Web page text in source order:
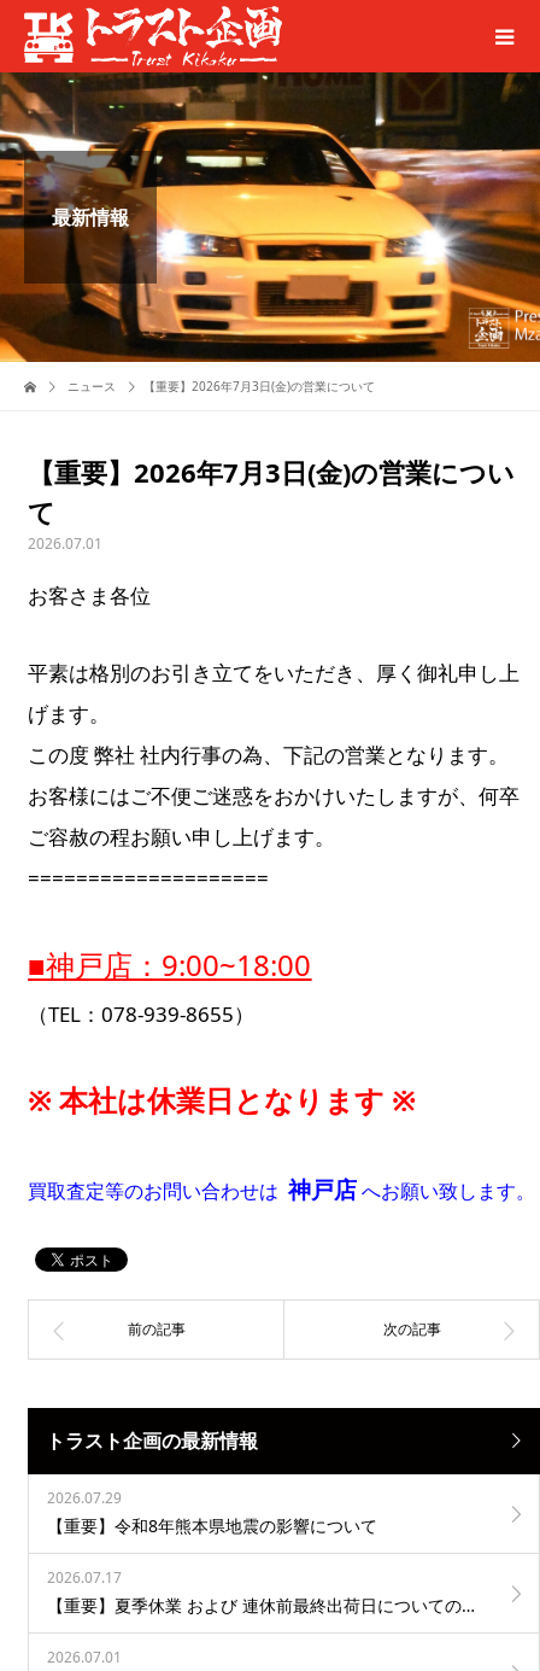
最新情報
ニュース 【重要】2026年7月3日(金)の営業について
【重要】2026年7月3日(金)の営業につい
て
2026.07.01
お客さま各位
平素は格別のお引き立てをいただき、厚く御礼申し上
げます。
この度 弊社 社内行事の為、下記の営業となります。
お客様にはご不便ご迷惑をおかけいたしますが、何卒
ご容赦の程お願い申し上げます。
====================
■神戸店：9:00~18:00
（TEL：078-939-8655）
※ 本社は休業日となります ※
買取査定等のお問い合わせは神戸店へお願い致します。
トラスト企画の最新情報
2026.07.29
【重要】令和8年熊本県地震の影響について
2026.07.17
【重要】夏季休業 および 連休前最終出荷日についてのお知らせ
2026.07.01